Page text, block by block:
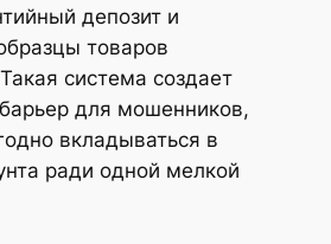
депозит и
товаров
система создает
для мошенников,
вкладываться в
ради одной мелкой